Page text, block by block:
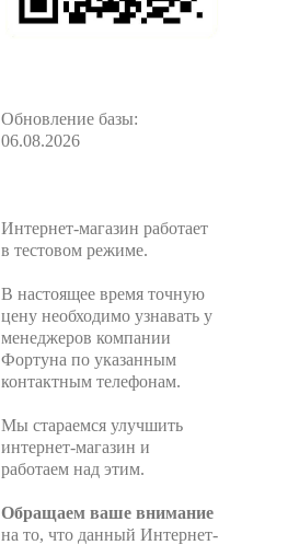
Обновление базы:
06.08.2026
Интернет-магазин работает
в тестовом режиме.
В настоящее время точную
цену необходимо узнавать у
менеджеров компании
Фортуна по указанным
контактным телефонам.
Мы стараемся улучшить
интернет-магазин и
работаем над этим.
Обращаем ваше внимание
на то, что данный Интернет-